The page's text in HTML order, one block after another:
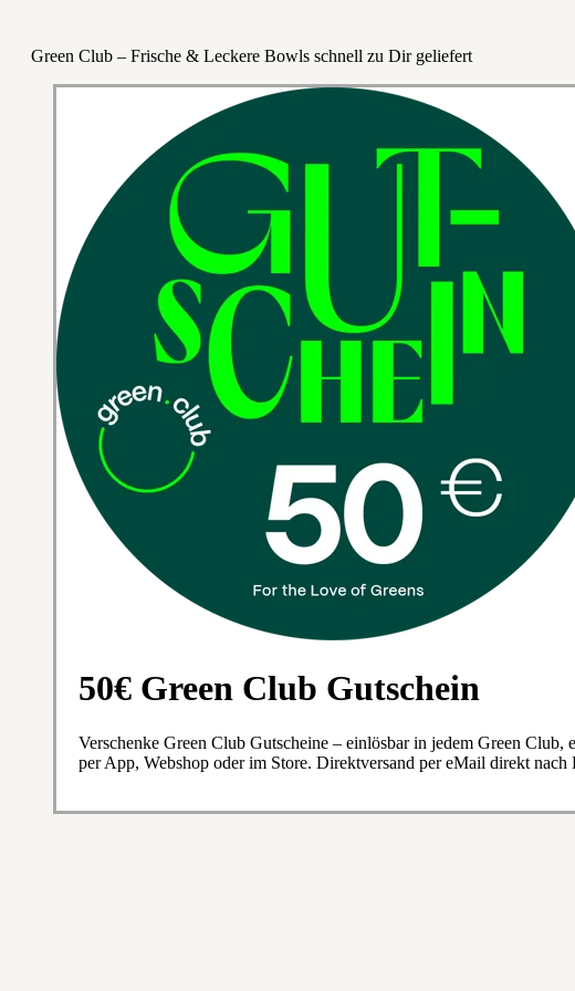
Green Club – Frische & Leckere Bowls schnell zu Dir geliefert
50€ Green Club Gutschein
Verschenke Green Club Gutscheine – einlösbar in jedem Green
per App, Webshop oder im Store. Direktversand per eMail direkt nach